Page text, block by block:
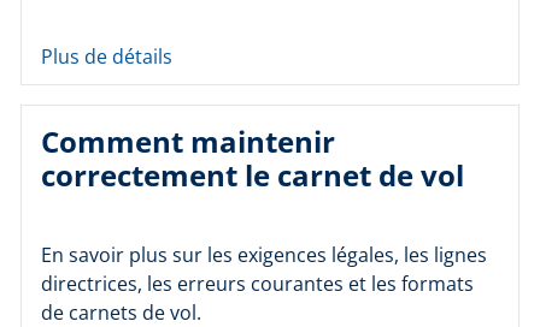
Plus de détails
Comment maintenir
correctement le carnet de vol
En savoir plus sur les exigences légales, les lignes
directrices, les erreurs courantes et les formats
de carnets de vol.